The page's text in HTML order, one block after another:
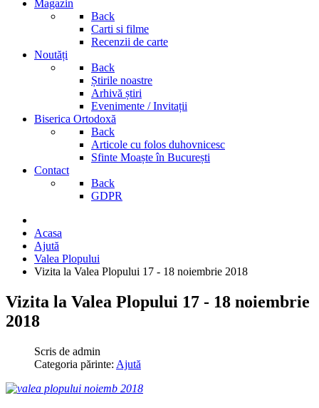
Magazin
Back
Carti si filme
Recenzii de carte
Noutăți
Back
Știrile noastre
Arhivă știri
Evenimente / Invitații
Biserica Ortodoxă
Back
Articole cu folos duhovnicesc
Sfinte Moaște în București
Contact
Back
GDPR
Acasa
Ajută
Valea Plopului
Vizita la Valea Plopului 17 - 18 noiembrie 2018
Vizita la Valea Plopului 17 - 18 noiembrie
2018
Scris de admin
Categoria părinte: Ajută